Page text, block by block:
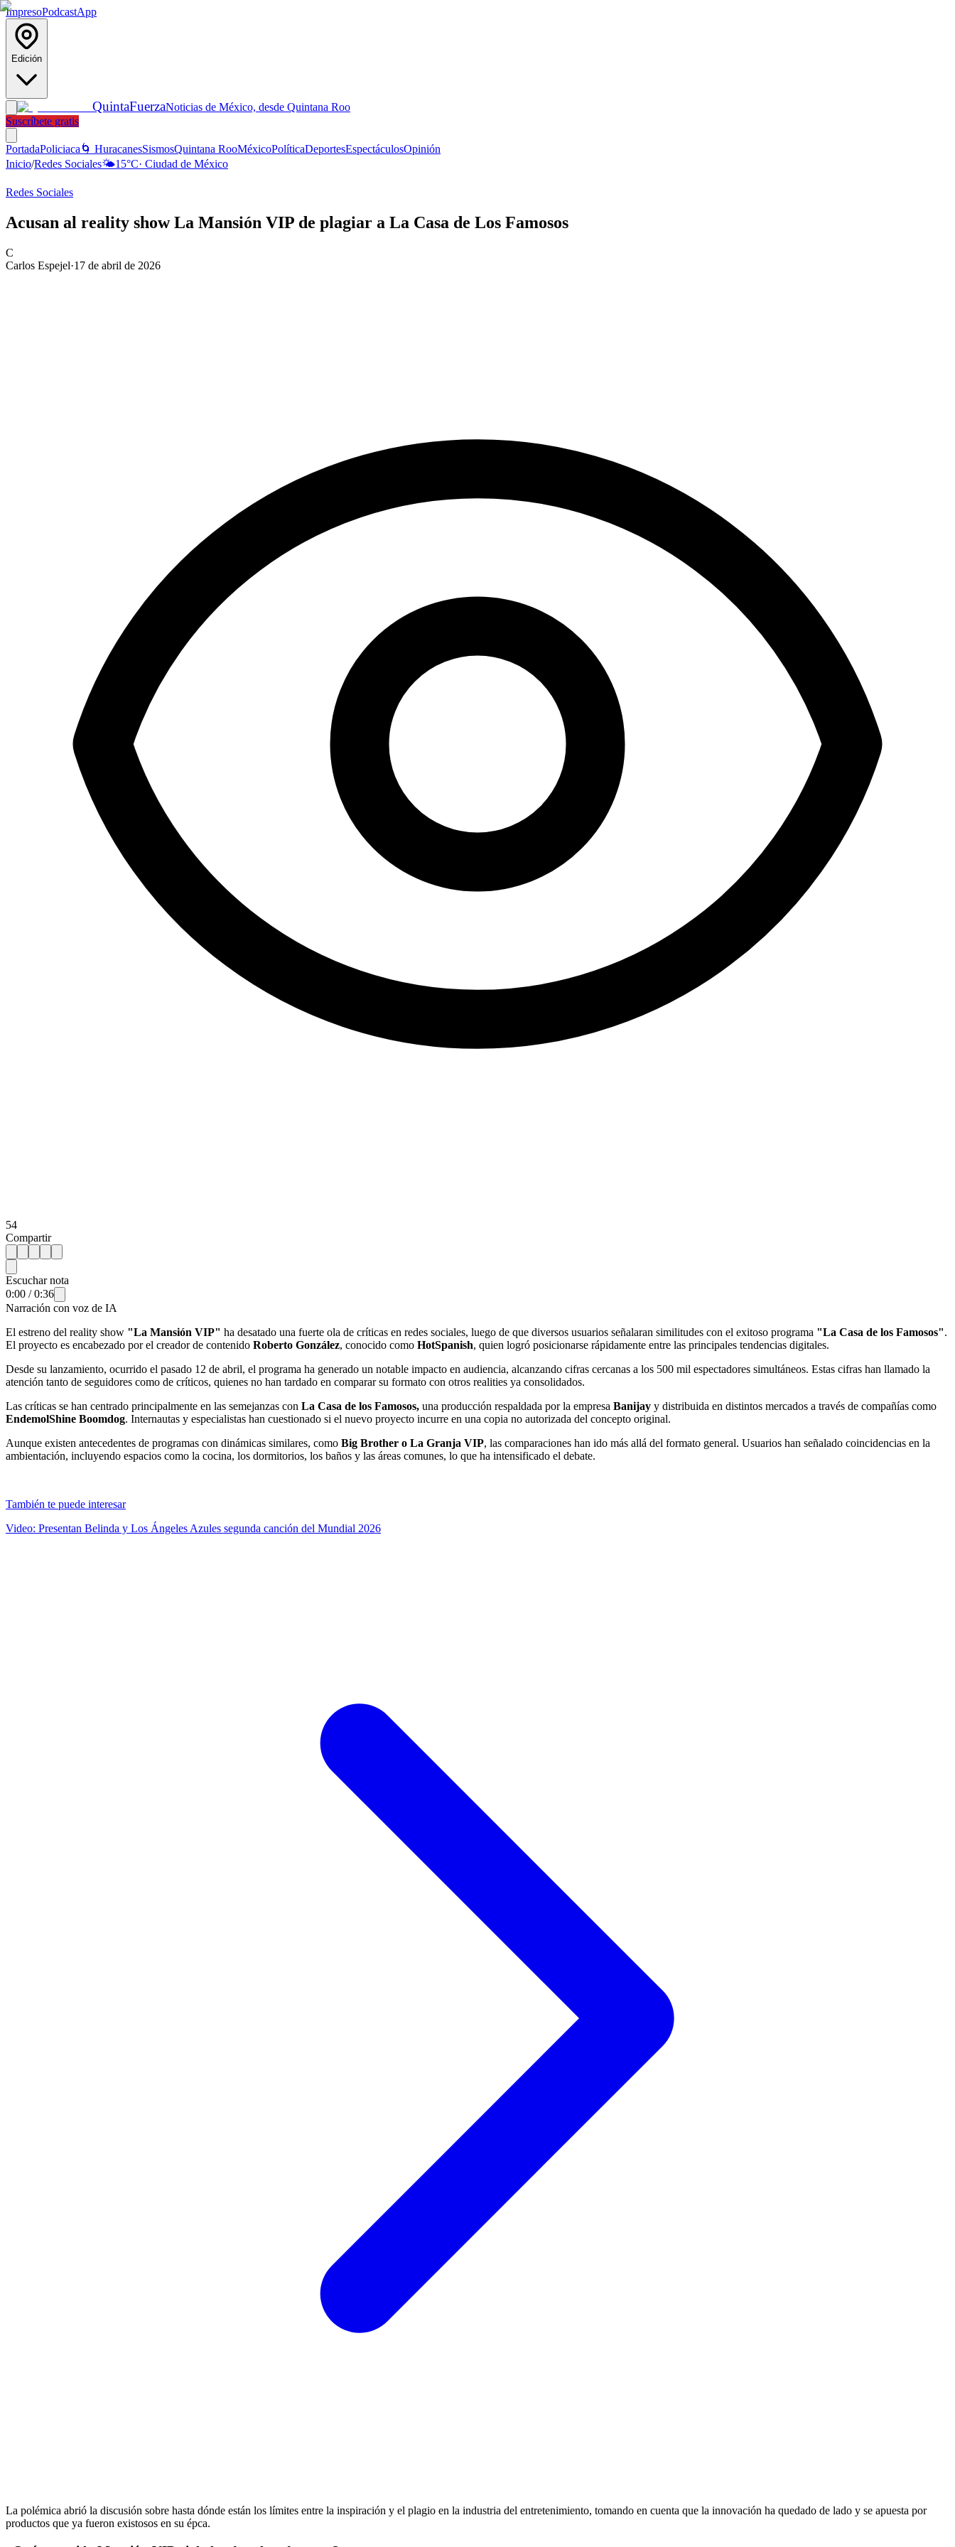
ImpresoPodcastApp
Edición
QuintaFuerzaNoticias de México, desde Quintana Roo
Suscríbete gratis
PortadaPoliciaca 🌀 HuracanesSismosQuintana RooMéxicoPolíticaDeportesEspectáculosOpinión
Inicio/Redes Sociales🌤️15°C· Ciudad de México
Redes Sociales
Acusan al reality show La Mansión VIP de plagiar a La Casa de Los Famosos
C
Carlos Espejel·17 de abril de 2026
54
Compartir
Escuchar nota
0:00 /0:36
Narración con voz de IA
El estreno del reality show "La Mansión VIP" ha desatado una fuerte ola de críticas en redes sociales, luego de que diversos usuarios señalaran similitudes con el exitoso programa "La Casa de los Famosos".
El proyecto es encabezado por el creador de contenido Roberto González, conocido como HotSpanish, quien logró posicionarse rápidamente entre las principales tendencias digitales.
Desde su lanzamiento, ocurrido el pasado 12 de abril, el programa ha generado un notable impacto en audiencia, alcanzando cifras cercanas a los 500 mil espectadores simultáneos. Estas cifras han llamado la
atención tanto de seguidores como de críticos, quienes no han tardado en comparar su formato con otros realities ya consolidados.
Las críticas se han centrado principalmente en las semejanzas con La Casa de los Famosos, una producción respaldada por la empresa Banijay y distribuida en distintos mercados a través de compañías como
EndemolShine Boomdog. Internautas y especialistas han cuestionado si el nuevo proyecto incurre en una copia no autorizada del concepto original.
Aunque existen antecedentes de programas con dinámicas similares, como Big Brother o La Granja VIP, las comparaciones han ido más allá del formato general. Usuarios han señalado coincidencias en la
ambientación, incluyendo espacios como la cocina, los dormitorios, los baños y las áreas comunes, lo que ha intensificado el debate.
También te puede interesar
Video: Presentan Belinda y Los Ángeles Azules segunda canción del Mundial 2026
La polémica abrió la discusión sobre hasta dónde están los límites entre la inspiración y el plagio en la industria del entretenimiento, tomando en cuenta que la innovación ha quedado de lado y se apuesta por
productos que ya fueron existosos en su épca.